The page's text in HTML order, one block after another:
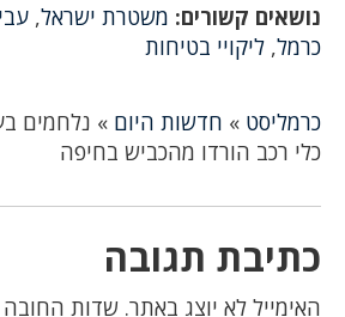
נושאים קשורים: משטרת ישראל,
כרמל, ליקויי בטיחות
כרמליסט » חדשות היום »
כלי רכב הורדו מהכביש בחיפה
כתיבת תגובה
האימייל לא יוצג באתר. שדות החובה